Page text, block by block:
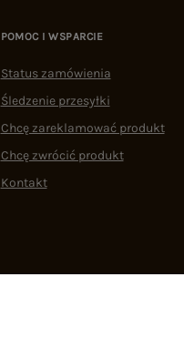
POMOC I WSPARCIE
Status zamówienia
Śledzenie przesyłki
Chcę zareklamować produkt
Chcę zwrócić produkt
Kontakt